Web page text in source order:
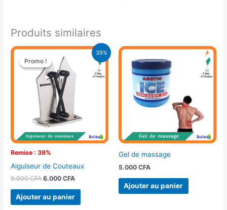
Produits similaires
39%
Promo !
Remise : 39%
Promo !
Aiguiseur de Couteaux
9.900CFA
Le
prix
initial
était :
9.900 CFA.
6.000CFA
Le
est :
6.000 CFA.
Ajouter au panier
Gel de massage
5.000 CFA
Ajouter au panier